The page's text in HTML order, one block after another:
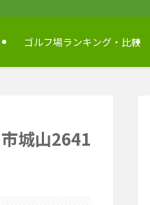
ゴルフ場ランキング・比較
城山2641